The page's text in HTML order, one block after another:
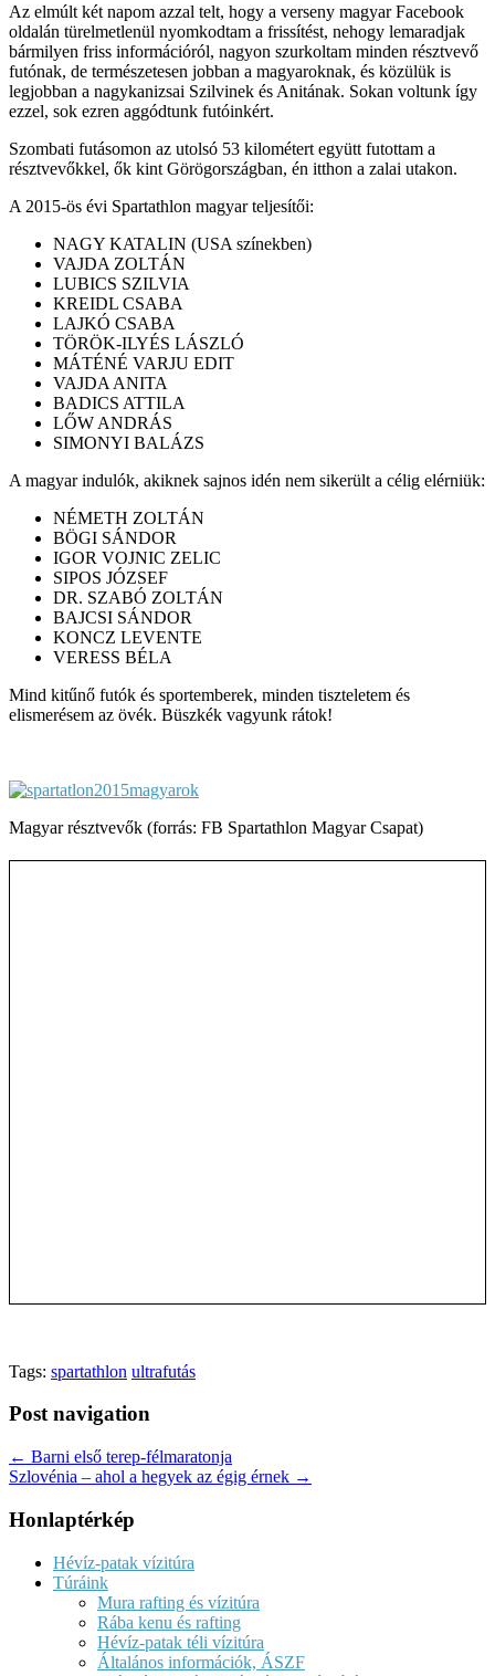
Az elmúlt két napom azzal telt, hogy a verseny magyar Facebook
oldalán türelmetlenül nyomkodtam a frissítést, nehogy lemaradjak
bármilyen friss információról, nagyon szurkoltam minden résztvevő
futónak, de természetesen jobban a magyaroknak, és közülük is
legjobban a nagykanizsai Szilvinek és Anitának. Sokan voltunk így
ezzel, sok ezren aggódtunk futóinkért.
Szombati futásomon az utolsó 53 kilométert együtt futottam a
résztvevőkkel, ők kint Görögországban, én itthon a zalai utakon.
A 2015-ös évi Spartathlon magyar teljesítői:
NAGY KATALIN (USA színekben)
VAJDA ZOLTÁN
LUBICS SZILVIA
KREIDL CSABA
LAJKÓ CSABA
TÖRÖK-ILYÉS LÁSZLÓ
MÁTÉNÉ VARJU EDIT
VAJDA ANITA
BADICS ATTILA
LŐW ANDRÁS
SIMONYI BALÁZS
A magyar indulók, akiknek sajnos idén nem sikerült a célig elérniük:
NÉMETH ZOLTÁN
BÖGI SÁNDOR
IGOR VOJNIC ZELIC
SIPOS JÓZSEF
DR. SZABÓ ZOLTÁN
BAJCSI SÁNDOR
KONCZ LEVENTE
VERESS BÉLA
Mind kitűnő futók és sportemberek, minden tiszteletem és
elismerésem az övék. Büszkék vagyunk rátok!
Magyar résztvevők (forrás: FB Spartathlon Magyar Csapat)
Tags: spartathlon ultrafutás
Post navigation
← Barni első terep-félmaratonja
Szlovénia – ahol a hegyek az égig érnek →
Honlaptérkép
Hévíz-patak vízitúra
Túráink
Mura rafting és vízitúra
Rába kenu és rafting
Hévíz-patak téli vízitúra
Általános információk, ÁSZF